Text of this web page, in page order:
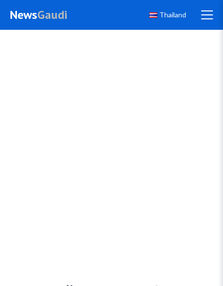
NewsGaudi Thailand